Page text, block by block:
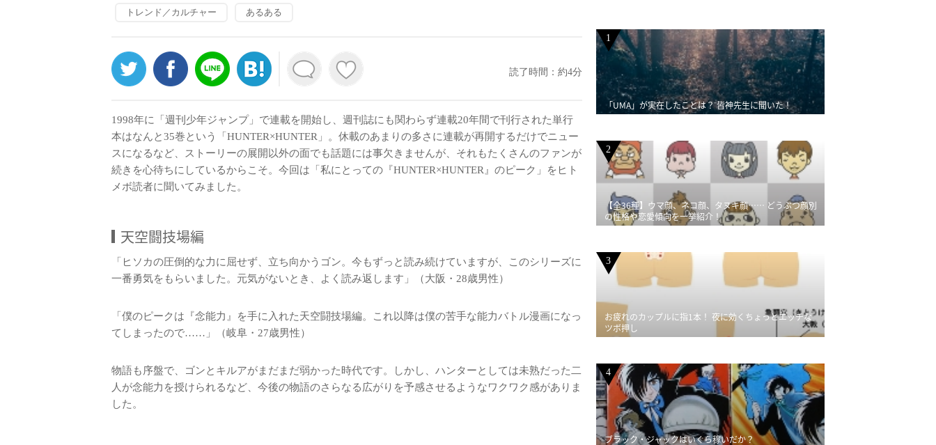
トレンド／カルチャー あるある
読了時間：約4分
1998年に「週刊少年ジャンプ」で連載を開始し、週刊誌にも関わらず連載20年間で刊行された単行
本はなんと35巻という「HUNTER×HUNTER」。休載のあまりの多さに連載が再開するだけでニュー
スになるなど、ストーリーの展開以外の面でも話題には事欠きませんが、それもたくさんのファンが
続きを心待ちにしているからこそ。今回は「私にとっての『HUNTER×HUNTER』のピーク」をヒト
メボ読者に聞いてみました。
天空闘技場編
「ヒソカの圧倒的な力に屈せず、立ち向かうゴン。今もずっと読み続けていますが、このシリーズに
一番勇気をもらいました。元気がないとき、よく読み返します」（大阪・28歳男性）
「僕のピークは『念能力』を手に入れた天空闘技場編。これ以降は僕の苦手な能力バトル漫画になっ
てしまったので……」（岐阜・27歳男性）
物語も序盤で、ゴンとキルアがまだまだ弱かった時代です。しかし、ハンターとしては未熟だった二
人が念能力を授けられるなど、今後の物語のさらなる広がりを予感させるようなワクワク感がありま
した。
1
「UMA」が実在したことは？ 皆神先生に聞いた！
2
【全36種】ウマ顔、ネコ顔、タヌキ顔…… どうぶつ顔別
の性格や恋愛傾向を一挙紹介！
3
お疲れのカップルに指1本！ 夜に効くちょっとエッチな
ツボ押し
4
ブラック・ジャックはいくら稼いだか？